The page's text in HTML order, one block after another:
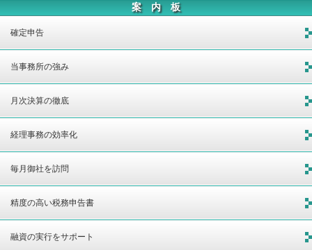
案 内 板
確定申告
当事務所の強み
月次決算の徹底
経理事務の効率化
毎月御社を訪問
精度の高い税務申告書
融資の実行をサポート